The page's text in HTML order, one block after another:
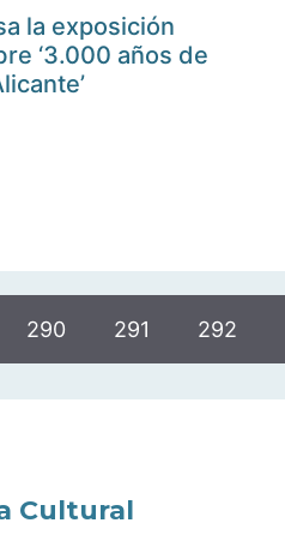
la exposición
‘3.000 años de
290 291 292
Cultural